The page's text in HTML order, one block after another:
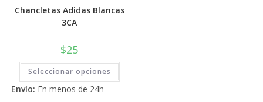
Chancletas Adidas Blancas
3CA
$25
Seleccionar opciones
Este
tiene
Envío: En menos de 24h